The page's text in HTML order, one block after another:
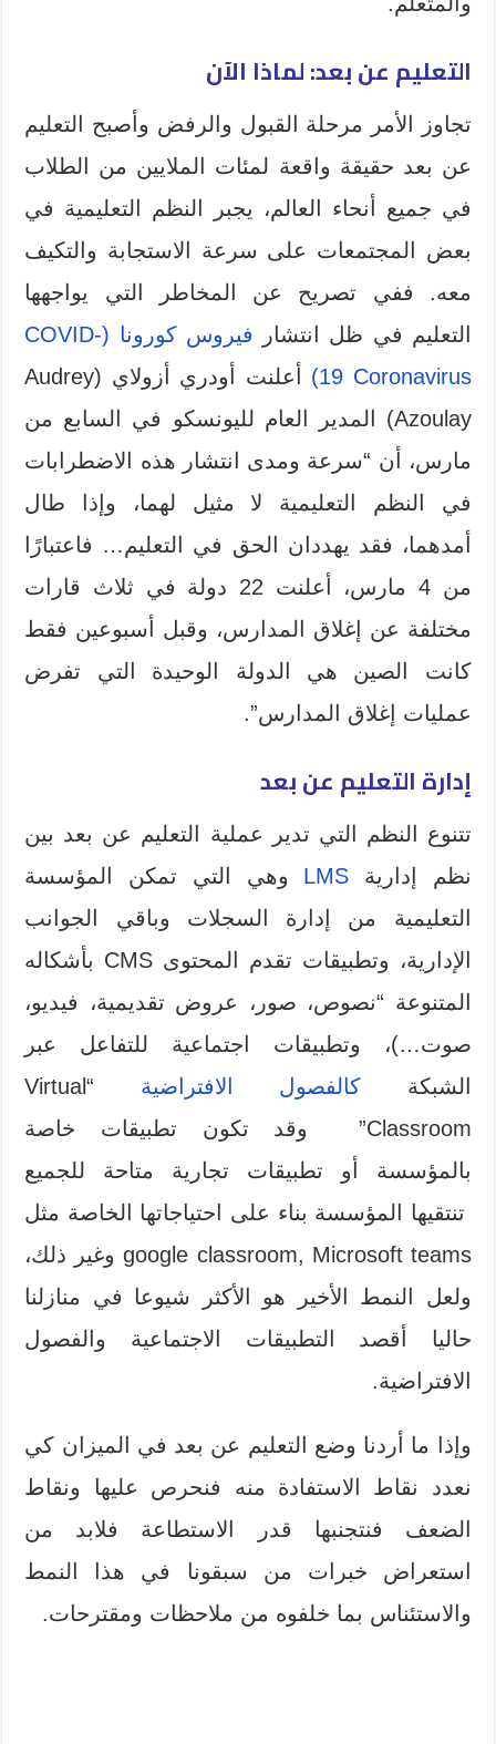
التعليم عن بعد: لماذا الآن
تجاوز الأمر مرحلة القبول والرفض وأصبح التعليم
عن بعد حقيقة واقعة لمئات الملايين من الطلاب
في جميع أنحاء العالم، يجبر النظم التعليمية في
بعض المجتمعات على سرعة الاستجابة والتكيف
معه. ففي تصريح عن المخاطر التي يواجهها
التعليم في ظل انتشار
فيروس كورونا (COVID-
19 Coronavirus)
أعلنت أودري أزولاي (Audrey
Azoulay) المدير العام لليونسكو في السابع من
مارس، أن “سرعة ومدى انتشار هذه الاضطرابات
في النظم التعليمية لا مثيل لهما، وإذا طال
أمدهما، فقد يهددان الحق في التعليم… فاعتبارًا
من 4 مارس، أعلنت 22 دولة في ثلاث قارات
مختلفة عن إغلاق المدارس، وقبل أسبوعين فقط
كانت الصين هي الدولة الوحيدة التي تفرض
عمليات إغلاق المدارس”.
إدارة التعليم عن بعد
تتنوع النظم التي تدير عملية التعليم عن بعد بين
نظم إدارية LMS وهي التي تمكن المؤسسة
التعليمية من إدارة السجلات وباقي الجوانب
الإدارية، وتطبيقات تقدم المحتوى CMS بأشكاله
المتنوعة “نصوص، صور، عروض تقديمية، فيديو،
صوت…)، وتطبيقات اجتماعية للتفاعل عبر
الشبكة كالفصول الافتراضية
“Virtual
Classroom” وقد تكون تطبيقات خاصة
بالمؤسسة أو تطبيقات تجارية متاحة للجميع
تنتقيها المؤسسة بناء على احتياجاتها الخاصة مثل
google classroom, Microsoft teams وغير ذلك،
ولعل النمط الأخير هو الأكثر شيوعا في منازلنا
حاليا أقصد التطبيقات الاجتماعية والفصول
الافتراضية.
وإذا ما أردنا وضع التعليم عن بعد في الميزان كي
نعدد نقاط الاستفادة منه فنحرص عليها ونقاط
الضعف فنتجنبها قدر الاستطاعة فلابد من
استعراض خبرات من سبقونا في هذا النمط
والاستئناس بما خلفوه من ملاحظات ومقترحات.